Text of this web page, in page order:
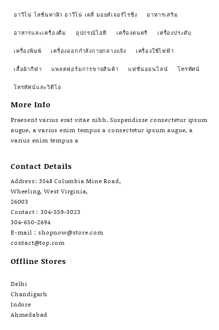
อาวีโน่ โลชั่นทาผิว อาวีโน่ เดลี่ มอยส์เจอร์ไรซิ่ง อาหารเสริม
อาหารและเครื่องดื่ม อุปกรณ์ไอที เครื่องดนตรี เครื่องประดับ
เครื่องพิมพ์ เครื่องออกกำลังกายกลางแจ้ง เครื่องใช้ไฟฟ้า
เสื้อผ้ากีฬา แพลตฟอร์มการขายสินค้า แฟชั่นออนไลน์ โทรทัศน์
โทรทัศน์และวิดีโอ
More Info
Praesent varius erat vitae nibh. Suspendisse consectetur ipsum
augue, a varius enim tempus a consectetur ipsum augue, a
varius enim tempus a
Contact Details
Address: 3548 Columbia Mine Road,
Wheeling, West Virginia,
26003
Contact : 304-559-3023
304-650-2694
E-mail : shopnow@store.com
contact@top.com
Offline Stores
Delhi
Chandigarh
Indore
Ahmedabad